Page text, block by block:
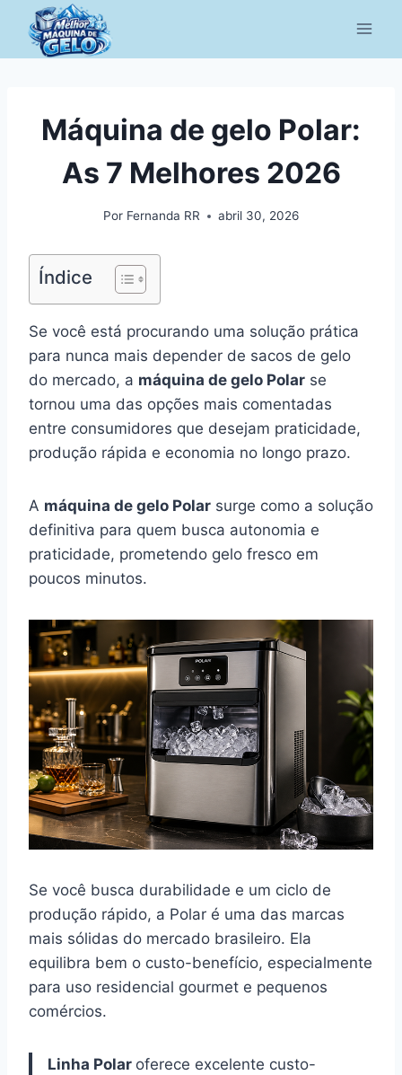
Pular
para
o
Máquina de gelo Polar:
As 7 Melhores 2026
Por Fernanda RR abril 30, 2026
Índice
Se você está procurando uma solução prática
para nunca mais depender de sacos de gelo
do mercado, a máquina de gelo Polar se
tornou uma das opções mais comentadas
entre consumidores que desejam praticidade,
produção rápida e economia no longo prazo.
A máquina de gelo Polar surge como a solução
definitiva para quem busca autonomia e
praticidade, prometendo gelo fresco em
poucos minutos.
Se você busca durabilidade e um ciclo de
produção rápido, a Polar é uma das marcas
mais sólidas do mercado brasileiro. Ela
equilibra bem o custo-benefício, especialmente
para uso residencial gourmet e pequenos
comércios.
Linha Polar oferece excelente custo-